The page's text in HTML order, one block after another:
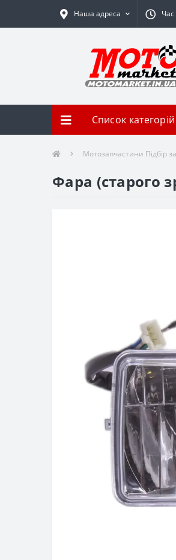
Наша адреса
Список категорій
Мотозапчастини Підбір
Фара (старого